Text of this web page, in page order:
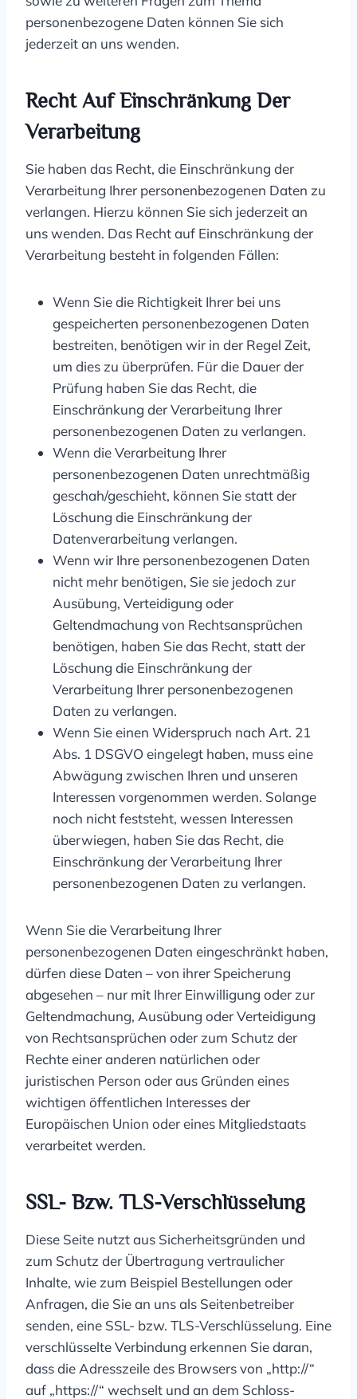
personenbezogene Daten können Sie sich
jederzeit an uns wenden.
Recht Auf Einschränkung Der
Verarbeitung
Sie haben das Recht, die Einschränkung der
Verarbeitung Ihrer personenbezogenen Daten zu
verlangen. Hierzu können Sie sich jederzeit an
uns wenden. Das Recht auf Einschränkung der
Verarbeitung besteht in folgenden Fällen:
Wenn Sie die Richtigkeit Ihrer bei uns
gespeicherten personenbezogenen Daten
bestreiten, benötigen wir in der Regel Zeit,
um dies zu überprüfen. Für die Dauer der
Prüfung haben Sie das Recht, die
Einschränkung der Verarbeitung Ihrer
personenbezogenen Daten zu verlangen.
Wenn die Verarbeitung Ihrer
personenbezogenen Daten unrechtmäßig
geschah/geschieht, können Sie statt der
Löschung die Einschränkung der
Datenverarbeitung verlangen.
Wenn wir Ihre personenbezogenen Daten
nicht mehr benötigen, Sie sie jedoch zur
Ausübung, Verteidigung oder
Geltendmachung von Rechtsansprüchen
benötigen, haben Sie das Recht, statt der
Löschung die Einschränkung der
Verarbeitung Ihrer personenbezogenen
Daten zu verlangen.
Wenn Sie einen Widerspruch nach Art. 21
Abs. 1 DSGVO eingelegt haben, muss eine
Abwägung zwischen Ihren und unseren
Interessen vorgenommen werden. Solange
noch nicht feststeht, wessen Interessen
überwiegen, haben Sie das Recht, die
Einschränkung der Verarbeitung Ihrer
personenbezogenen Daten zu verlangen.
Wenn Sie die Verarbeitung Ihrer
personenbezogenen Daten eingeschränkt haben,
dürfen diese Daten – von ihrer Speicherung
abgesehen – nur mit Ihrer Einwilligung oder zur
Geltendmachung, Ausübung oder Verteidigung
von Rechtsansprüchen oder zum Schutz der
Rechte einer anderen natürlichen oder
juristischen Person oder aus Gründen eines
wichtigen öffentlichen Interesses der
Europäischen Union oder eines Mitgliedstaats
verarbeitet werden.
SSL- Bzw. TLS-Verschlüsselung
Diese Seite nutzt aus Sicherheitsgründen und
zum Schutz der Übertragung vertraulicher
Inhalte, wie zum Beispiel Bestellungen oder
Anfragen, die Sie an uns als Seitenbetreiber
senden, eine SSL- bzw. TLS-Verschlüsselung. Eine
verschlüsselte Verbindung erkennen Sie daran,
dass die Adresszeile des Browsers von „http://“
auf „https://“ wechselt und an dem Schloss-